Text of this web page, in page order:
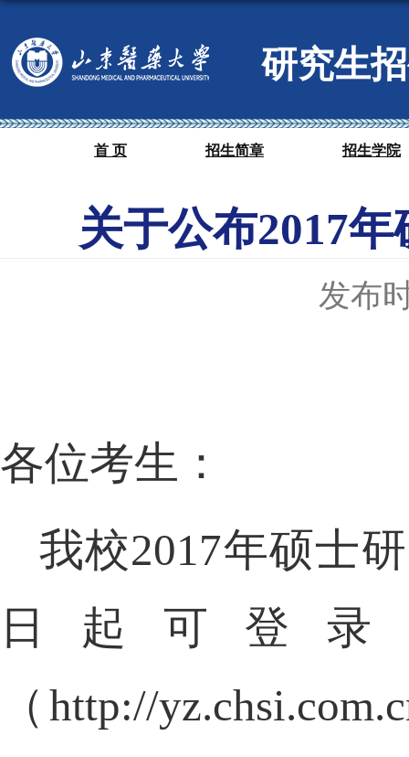
研究生
首 页 招生简章 招生学院
关于公布2017
发布
各位考生：
我校2017年硕士
日起可登
（http://